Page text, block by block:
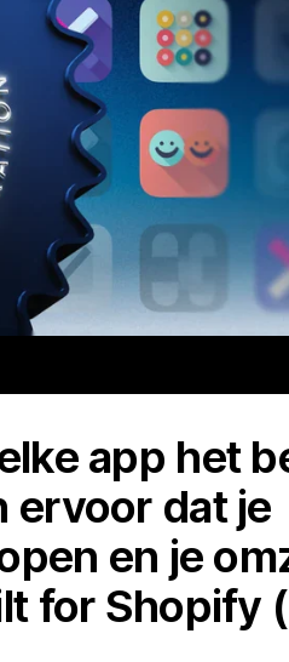
app het
ervoor dat je
en je
for Shopify